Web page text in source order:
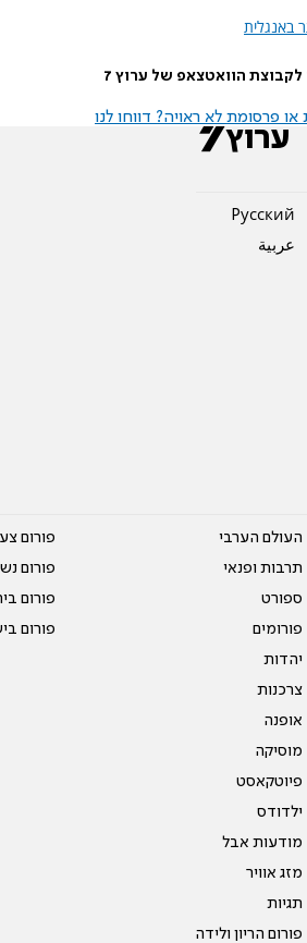
באנגלית
הוואטצאפ של ערוץ 7
פרסומת לא ראויה? דווחו לנו
Pусский
عربية
העולם הערבי
תרבות ופנאי
ספורט
פורומים
יהדות
צרכנות
אופנה
מוסיקה
פיוטקאסט
ילדודס
מודעות אבל
מזג אוויר
תגיות
פורום הריון ולידה
פורום
פורום
פורום
פורום